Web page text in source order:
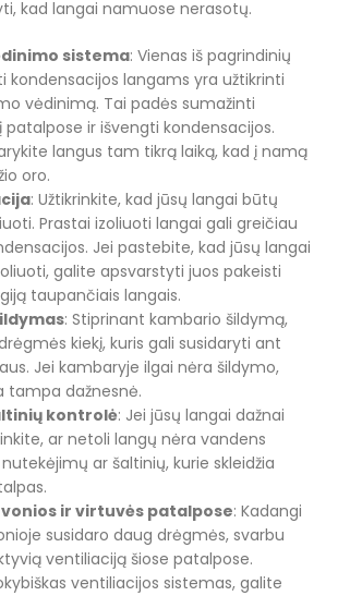
kad langai namuose nerasotų.
sistema: Vienas iš pagrindinių
kondensacijos langams yra užtikrinti
vėdinimą. Tai padės sumažinti
ir išvengti kondensacijos.
langus tam tikrą laiką, kad į namą
oro.
: Užtikrinkite, kad jūsų langai būtų
Prastai izoliuoti langai gali greičiau
Jei pastebite, kad jūsų langai
galite apsvarstyti juos pakeisti
taupančiais langais.
: Stiprinant kambario šildymą,
kiekį, kuris gali susidaryti ant
Jei kambaryje ilgai nėra šildymo,
tampa dažnesnė.
kontrolė: Jei jūsų langai dažnai
ar netoli langų nėra vandens
ar šaltinių, kurie skleidžia
ir virtuvės patalpose: Kadangi
susidaro daug drėgmės, svarbu
ventiliaciją šiose patalpose.
ventiliacijos sistemas, galite